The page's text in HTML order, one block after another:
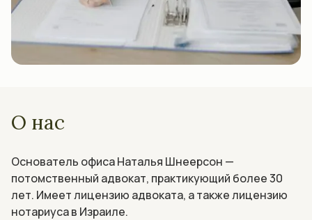
О нас
Основатель офиса Наталья Шнеерсон —
потомственный адвокат, практикующий более 30
лет. Имеет лицензию адвоката, а также лицензию
нотариуса в Израиле.